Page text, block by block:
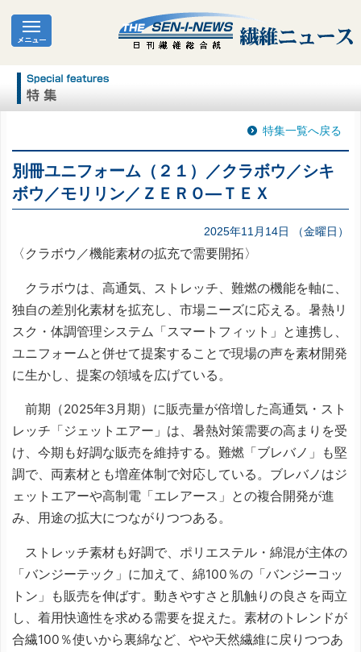
特集一覧へ戻る
別冊ユニフォーム（２１）／クラボウ／シキ
ボウ／モリリン／ＺＥＲＯ―ＴＥＸ
2025年11月14日 （金曜日）
〈クラボウ／機能素材の拡充で需要開拓〉
クラボウは、高通気、ストレッチ、難燃の機能を軸に、
独自の差別化素材を拡充し、市場ニーズに応える。暑熱リ
スク・体調管理システム「スマートフィット」と連携し、
ユニフォームと併せて提案することで現場の声を素材開発
に生かし、提案の領域を広げている。
前期（2025年3月期）に販売量が倍増した高通気・スト
レッチ「ジェットエアー」は、暑熱対策需要の高まりを受
け、今期も好調な販売を維持する。難燃「ブレバノ」も堅
調で、両素材とも増産体制で対応している。ブレバノはジ
ェットエアーや高制電「エレアース」との複合開発が進
み、用途の拡大につながりつつある。
ストレッチ素材も好調で、ポリエステル・綿混が主体の
「バンジーテック」に加えて、綿100％の「バンジーコッ
トン」も販売を伸ばす。動きやすさと肌触りの良さを両立
し、着用快適性を求める需要を捉えた。素材のトレンドが
合繊100％使いから裏綿など、やや天然繊維に戻りつつあ